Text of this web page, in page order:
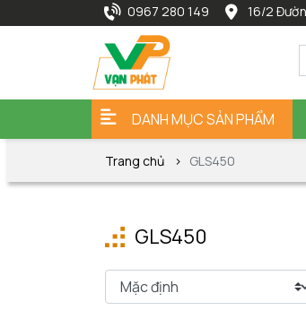
0967 280 149 16/2
DANH MỤC SẢN PHẨM
Trang chủ GLS450
GLS450